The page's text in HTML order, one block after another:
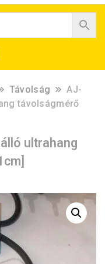
Távolság
AJ-
távolságmérő
ultrahang